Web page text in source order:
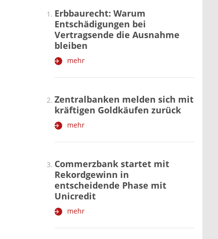
Erbbaurecht: Warum
Entschädigungen bei
Vertragsende die Ausnahme
bleiben
mehr
Zentralbanken melden sich mit
kräftigen Goldkäufen zurück
mehr
Commerzbank startet mit
Rekordgewinn in
entscheidende Phase mit
Unicredit
mehr